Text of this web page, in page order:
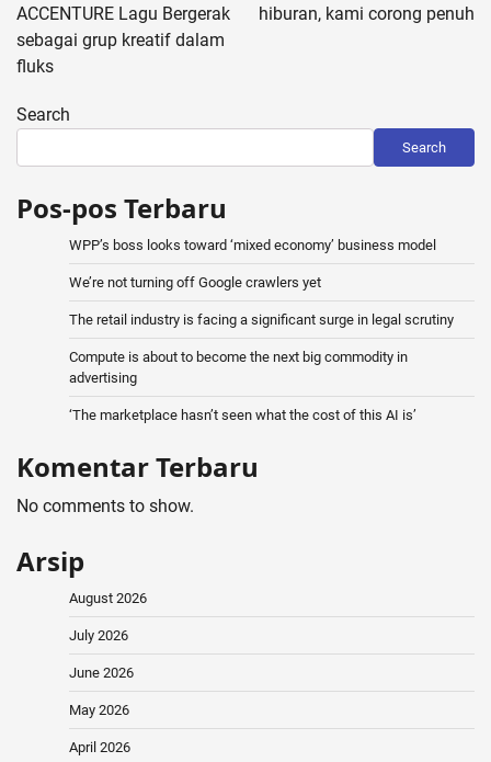
ACCENTURE Lagu Bergerak
sebagai grup kreatif dalam
fluks
hiburan, kami corong penuh
Search
Search
Pos-pos Terbaru
WPP’s boss looks toward ‘mixed economy’ business model
We’re not turning off Google crawlers yet
The retail industry is facing a significant surge in legal scrutiny
Compute is about to become the next big commodity in
advertising
‘The marketplace hasn’t seen what the cost of this AI is’
Komentar Terbaru
No comments to show.
Arsip
August 2026
July 2026
June 2026
May 2026
April 2026